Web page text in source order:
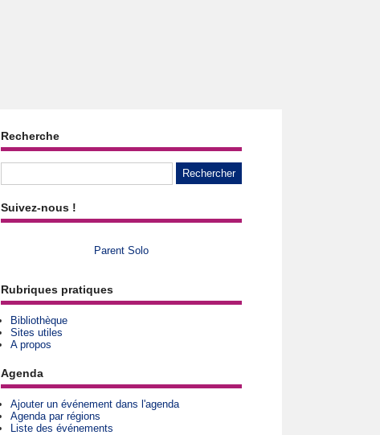
Recherche
Suivez-nous !
Parent Solo
Rubriques pratiques
Bibliothèque
Sites utiles
A propos
Agenda
Ajouter un événement dans l'agenda
Agenda par régions
Liste des événements